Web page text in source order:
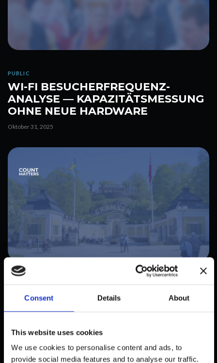
Consent Details About
This website uses cookies
We use cookies to personalise content and ads, to
provide social media features and to analyse our traffic.
PUBLIC
WI-FI BESUCHERFREQUENZ-
ANALYSE — KAPAZITÄTSMESSUNG
OHNE NEUE HARDWARE
Oktober 31, 2025
SKANSENS BESUCHERFLUSS IN
ECHTZEIT — EINE
Oktober 31, 2025